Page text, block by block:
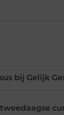
bij Gelijk